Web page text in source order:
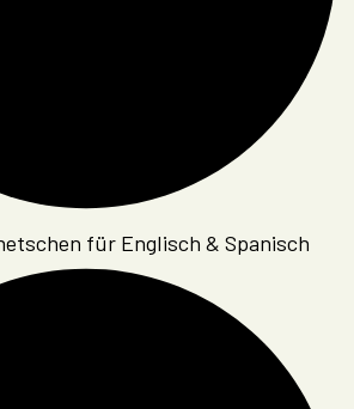
für Englisch & Spanisch